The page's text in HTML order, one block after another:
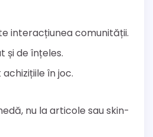
interacțiunea comunității.
și de înțeles.
în joc.
nu la articole sau skin-